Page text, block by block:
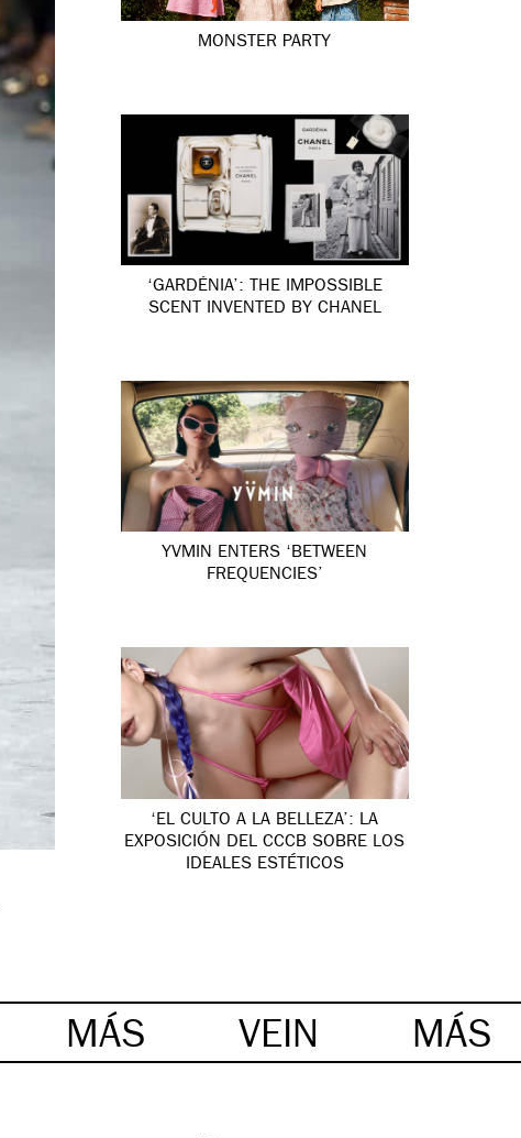
MONSTER PARTY
‘GARDÉNIA’: THE IMPOSSIBLE
SCENT INVENTED BY CHANEL
YVMIN ENTERS ‘BETWEEN
FREQUENCIES’
‘EL CULTO A LA BELLEZA’: LA
EXPOSICIÓN DEL CCCB SOBRE LOS
IDEALES ESTÉTICOS
MÁS VEIN MÁS